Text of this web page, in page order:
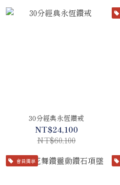
30分經典永恆鑽戒
NT$24,100
NT$60,100
會員獨享